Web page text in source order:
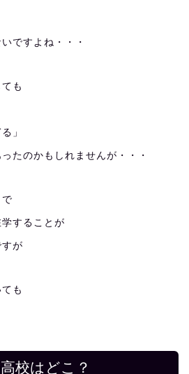
ですよね・・・
も
」
たのかもしれませんが・・・
することが
が
も
校はどこ？